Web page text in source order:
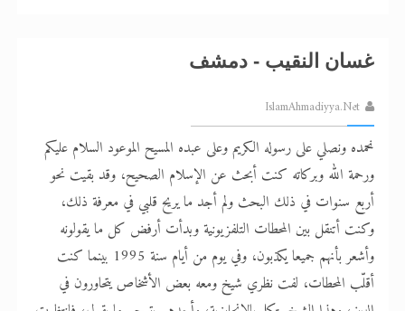
غسان النقيب - دمشف
IslamAhmadiyya.Net
نحمده ونصلي على رسوله الكريم وعلى عبده المسيح الموعود السلام عليكم
ورحمة الله وبركاته كنت أبحث عن الإسلام الصحيح، وقد بقيت نحو
أربع سنوات في ذلك البحث ولم أجد ما يريح قلبي في معرفة ذلك،
وكنت أتنقل بين المحطات التلفزيونية وبدأت أرفض كل ما يقولونه
وأشعر بأنهم جميعا يكذبون، وفي يوم من أيام سنة 1995 بينما كنت
أقلّب المحطات، لفت نظري شيخ ومعه بعض الأشخاص يتحاورون في